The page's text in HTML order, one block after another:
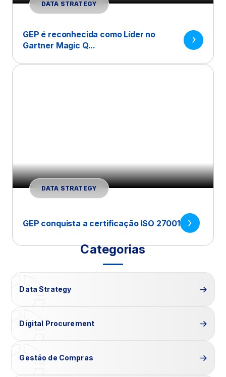
DATA STRATEGY
GEP é reconhecida como Líder no
Gartner Magic Q...
DATA STRATEGY
GEP conquista a certificação ISO 27001
Categorias
Data Strategy
Digital Procurement
Gestão de Compras